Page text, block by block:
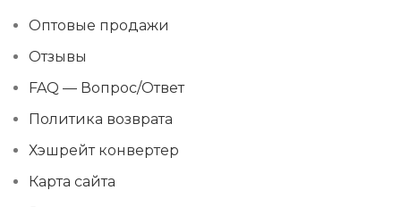
Оптовые продажи
Отзывы
FAQ — Вопрос/Ответ
Политика возврата
Хэшрейт конвертер
Карта сайта